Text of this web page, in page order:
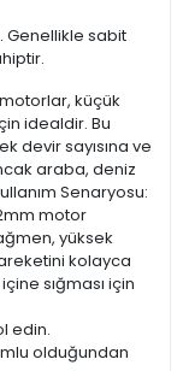
Genellikle sabit
küçük
idealdir. Bu
devir sayısına ve
araba, deniz
Senaryosu:
motor
yüksek
kolayca
sığması için
edin.
olduğundan